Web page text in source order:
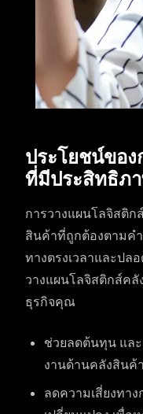
ประโยชน์ของ
ที่มีประสิทธิภ
การวางแผนโลจิสติ
สินค้าที่ถูกต้องตามค
ทางตรงเวลาและป
วางแผนโลจิสติกส์ค
ธุรกิจคุณ
ช่วยลดต้นทุน แล
งานด้านคลังสินค้
ลดความเสี่ยงทา